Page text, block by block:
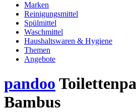
Marken
Reinigungsmittel
Spülmittel
Waschmittel
Haushaltswaren & Hygiene
Themen
Angebote
pandoo
Bambus